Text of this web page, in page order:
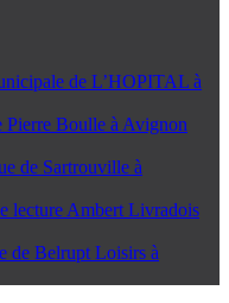
de L’HOPITAL à
Pierre Boulle à Avignon
de Sartrouville à
lecture Ambert Livradois
de Belrupt Loisirs à